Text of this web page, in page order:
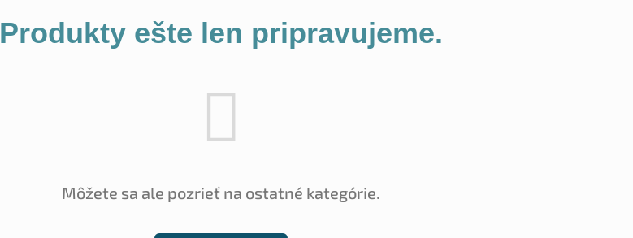
Produkty ešte len pripravujeme.
Môžete sa ale pozrieť na ostatné kategórie.